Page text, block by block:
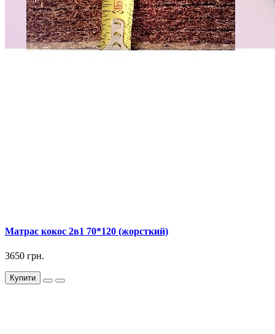
Матрас кокос 2в1 70*120 (жорсткий)
3650 грн.
Купити